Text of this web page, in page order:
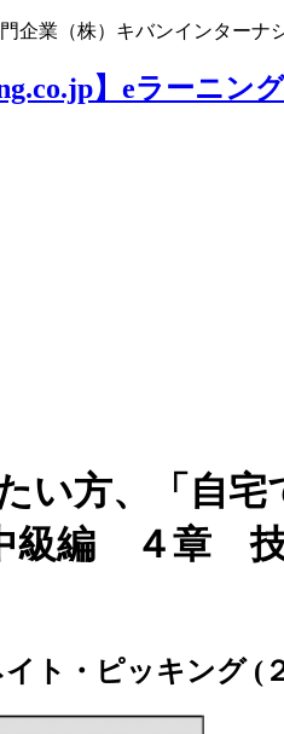
企業（株）キバンインターナ
い方、「自
級編 ４章 技
ト・ピッキング (